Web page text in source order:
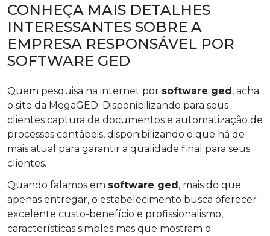
CONHEÇA MAIS DETALHES
INTERESSANTES SOBRE A
EMPRESA RESPONSÁVEL POR
SOFTWARE GED
Quem pesquisa na internet por software ged, acha
o site da MegaGED. Disponibilizando para seus
clientes captura de documentos e automatização de
processos contábeis, disponibilizando o que há de
mais atual para garantir a qualidade final para seus
clientes.
Quando falamos em software ged, mais do que
apenas entregar, o estabelecimento busca oferecer
excelente custo-benefício e profissionalismo,
características simples mas que mostram o